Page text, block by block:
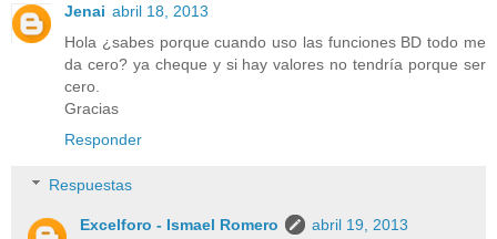
Jenai abril 18, 2013
Hola ¿sabes porque cuando uso las funciones BD todo me
da cero? ya cheque y si hay valores no tendría porque ser
cero.
Gracias
Responder
Respuestas
Excelforo - Ismael Romero abril 19, 2013